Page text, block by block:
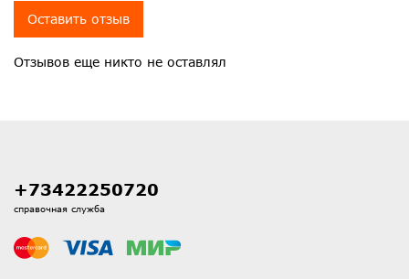
Отзывов еще никто не оставлял
Оставить отзыв
+73422250720
справочная служба